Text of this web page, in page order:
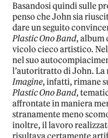
Basandosi quindi sulle
penso che John sia
dare un seguito
Plastic Ono Band, album
vicolo cieco artistico.
nel suo
l’autoritratto di John. La
Imagine, infatti, rimane
Plastic Ono Band,
affrontate in maniera
stranamente meno
inoltre, il lavoro